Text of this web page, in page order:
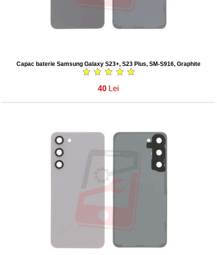
Capac baterie Samsung Galaxy S23+, S23 Plus, SM-S916, Graphite
40 Lei